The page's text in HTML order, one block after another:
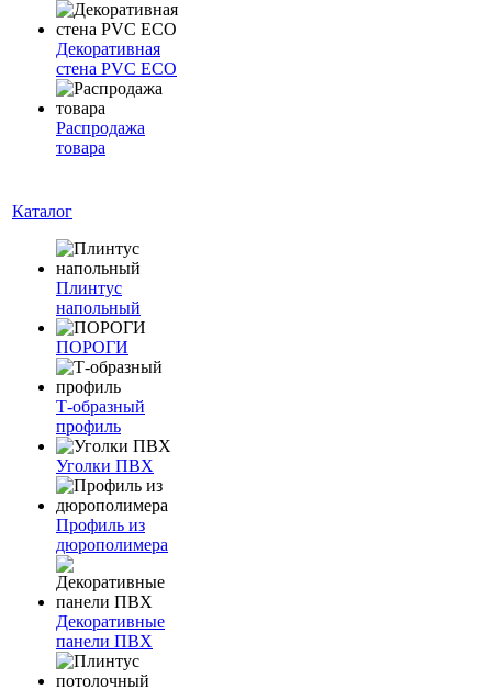
Декоративная
стена PVC ECO
Распродажа
товара
Каталог
Плинтус
напольный
ПОРОГИ
Т-образный
профиль
Уголки ПВХ
Профиль из
дюрополимера
Декоративные
панели ПВХ